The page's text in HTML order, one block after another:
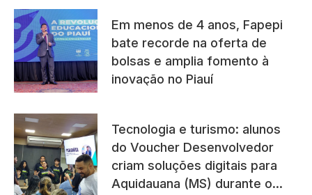
Em menos de 4 anos, Fapepi
bate recorde na oferta de
bolsas e amplia fomento à
inovação no Piauí
Tecnologia e turismo: alunos
do Voucher Desenvolvedor
criam soluções digitais para
Aquidauana (MS) durante o